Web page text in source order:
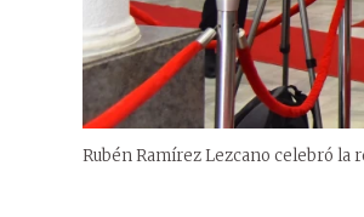
Rubén Ramírez Lezcano celebró la